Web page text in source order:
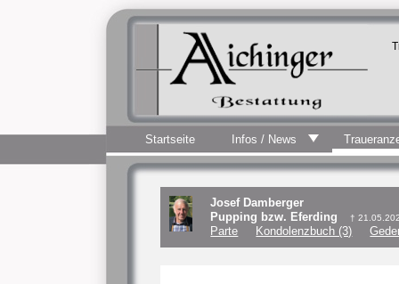
Startseite Infos / News
Josef Damberger
Pupping bzw. Eferding
†
Parte Kondolenzbuch (3)